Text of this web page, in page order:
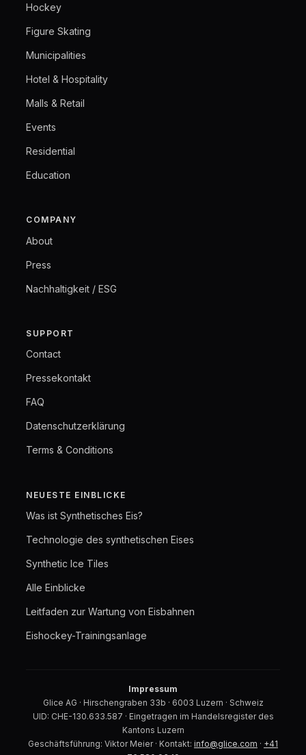
Hockey
Figure Skating
Municipalities
Hotel & Hospitality
Malls & Retail
Events
Residential
Education
COMPANY
About
Press
Nachhaltigkeit / ESG
SUPPORT
Contact
Pressekontakt
FAQ
Datenschutzerklärung
Terms & Conditions
NEUESTE EINBLICKE
Was ist Synthetisches Eis?
Technologie des synthetischen Eises
Synthetic Ice Tiles
Alle Einblicke
Leitfaden zur Wartung von Eisbahnen
Eishockey-Trainingsanlage
Impressum
Glice AG · Hirschengraben 33b · 6003 Luzern · Schweiz
UID: CHE-130.633.587 · Eingetragen im Handelsregister des
Kantons Luzern
Geschäftsführung: Viktor Meier · Kontakt: info@glice.com · +41